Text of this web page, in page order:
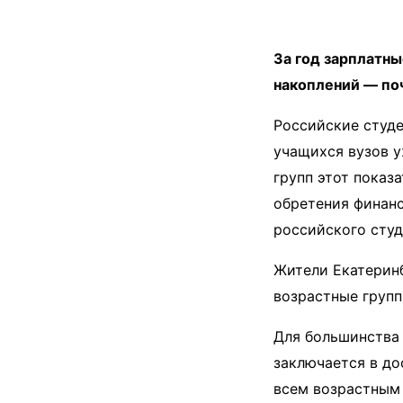
За год
накоплений —
Российские
учащихся вузов
групп этот
обретения
российского
Жители
возрастные
Для
заключается в
всем